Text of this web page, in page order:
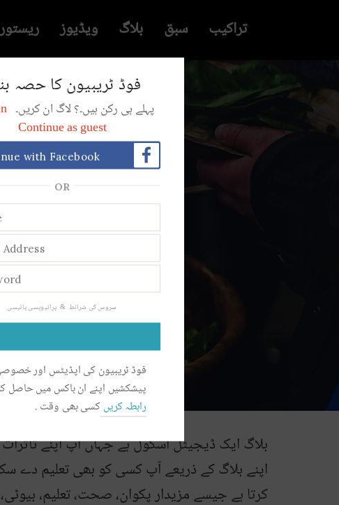
فوڈ ٹریبیون کا حصہ
پہلے ہی رکن ہیں۔؟ لاگ ان کریں۔
Continue as guest
with Facebook
OR
سروس کی شرائط & پرائیویسی پالیسی
فوڈ ٹریبیون کی اپڈیٹس اور
پیشکشیں اپنے ان باکس میں حاصل
رابطہ کریںکسی بھی وقت .
تراکیب سبق بلاگ ویڈیوز
فوڈ
بلاگ ایک ڈیجیٹل اسکول ہے جہاں آپ اپنے
اپنے بلاگ کے ذریعے آپ کسی کو بھی تعلیم دے
کرتا ہے جیسے مزیدار پکوان، صحت، تعلیم،